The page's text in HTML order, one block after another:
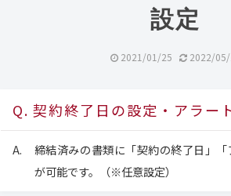
設定
2021/01/25 2022/05/
契約終了日の設定・アラー
締結済みの書類に「契約の終了日」
が可能です。（※任意設定）